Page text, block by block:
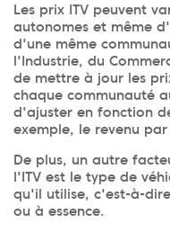
Les prix ITV peuvent
autonomes et même
d'une même
l'Industrie, du
de mettre à jour les
chaque communauté
d'ajuster en fonction
exemple, le revenu
De plus, un autre
l'ITV est le type de
qu'il utilise, c'est-à-
ou à essence.